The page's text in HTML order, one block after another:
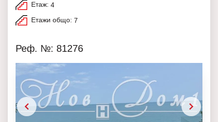
Етаж: 4
Етажи общо: 7
Реф. №: 81276